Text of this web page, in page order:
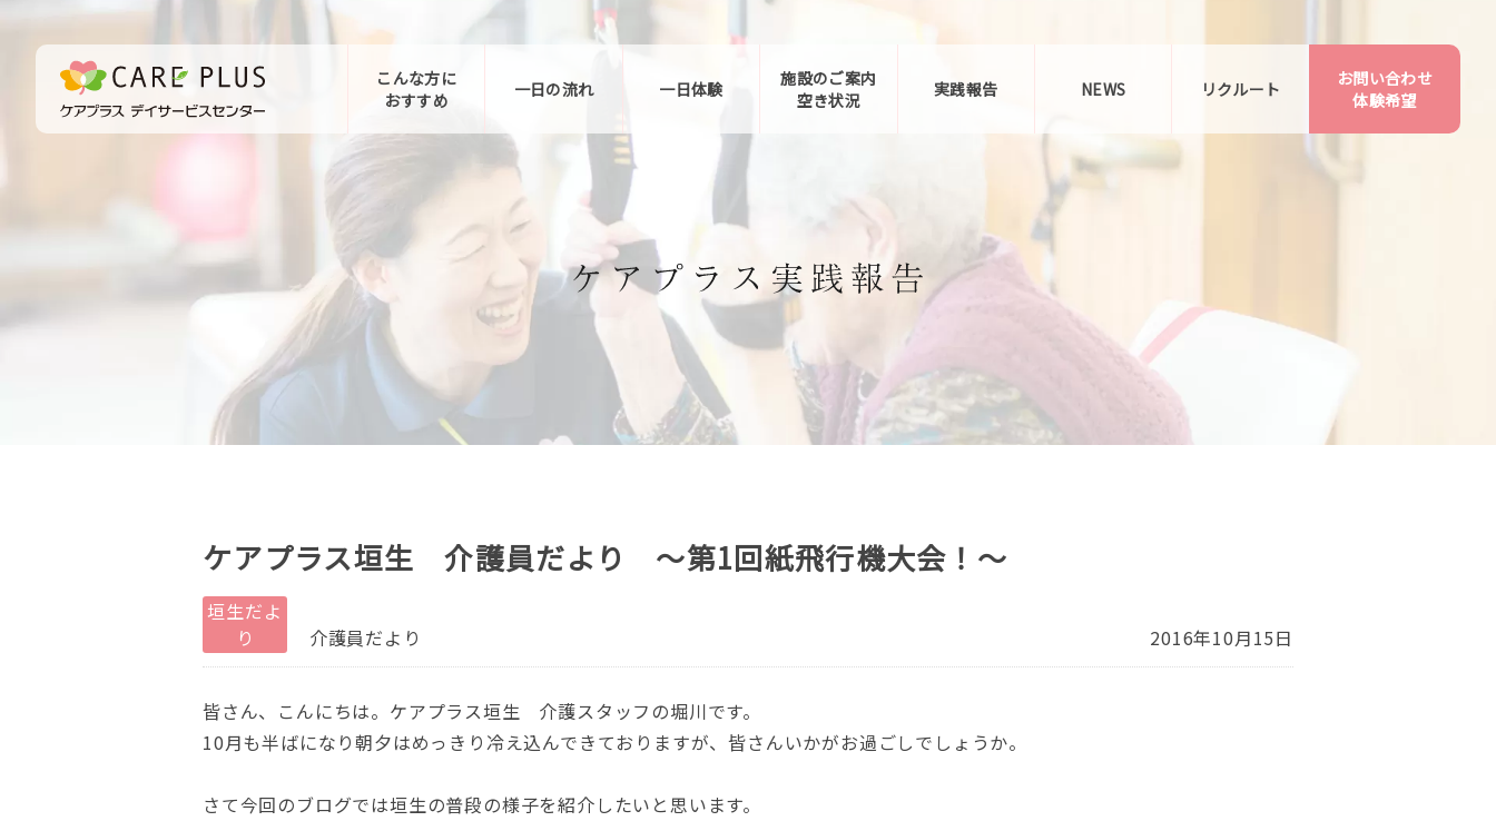
こんな方に
おすすめ
一日の流れ 一日体験
施設のご案内
空き状況
実践報告 NEWS リクルート
お問い合わせ
お問い合わせ
体験希望
ケアプラス垣生 介護員だより ～第1回紙飛行機大会！～
垣生だよ
り
介護員だより 2016年10月15日
皆さん、こんにちは。ケアプラス垣生 介護スタッフの堀川です。
10月も半ばになり朝夕はめっきり冷え込んできておりますが、皆さんいかがお過ごしでしょうか。
さて今回のブログでは垣生の普段の様子を紹介したいと思います。